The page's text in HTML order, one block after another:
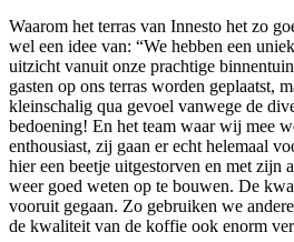
Waarom het terras van Innesto het zo
wel een idee van: “We hebben een
uitzicht vanuit onze prachtige
gasten op ons terras worden geplaatst,
kleinschalig qua gevoel vanwege de
bedoening! En het team waar wij mee
enthousiast, zij gaan er echt helemaal
hier een beetje uitgestorven en met zijn
weer goed weten op te bouwen. De
vooruit gegaan. Zo gebruiken we
de kwaliteit van de koffie ook enorm